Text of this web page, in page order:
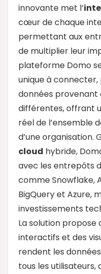
innovante met l’
cœur de chaque
permettant aux
de multiplier leur
plateforme Domo
unique à
données provenant
différentes, offrant
réel de l’ensemble
d’une organisation.
cloud hybride,
avec les entrepôts
comme Snowflake,
BigQuery et Azure,
investissements
La solution
interactifs et des
rendent les
tous les utilisateurs,